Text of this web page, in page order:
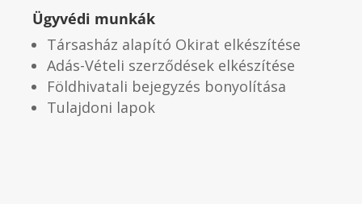
Ügyvédi munkák
Társasház alapító Okirat elkészítése
Adás-Vételi szerződések elkészítése
Földhivatali bejegyzés bonyolítása
Tulajdoni lapok